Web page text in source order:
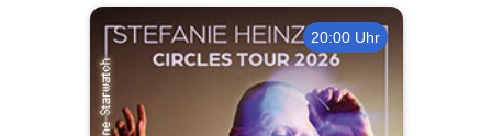
20:00 Uhr